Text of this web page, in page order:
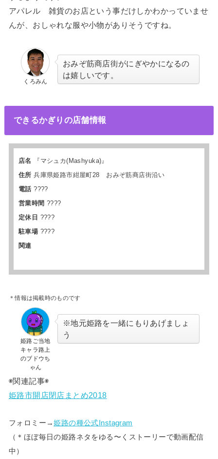
アパレル 雑貨のお店という事だけしかわかっていませ
んが、おしゃれな服や小物がありそうですね。
くろみん
おみぞ筋商店街がにぎやかになるの
は嬉しいです。
できるかぎりの店舗情報
店名 『 マシュカ(Mashyuka) 』
住所 兵庫県姫路市紺屋町28 おみぞ筋商店街沿い
電話 ????
営業時間 ????
定休日 ????
駐車場 ????
関連
＊情報は掲載時のものです
姫路ご当地
キャラ路上
のブドウち
ゃん
※地元姫路を一緒にもりあげましょ
う
◉関連記事◉
姫路市開店閉店まとめ2018
フォロミー→姫路の種公式Instagram
（＊ ほぼ毎日の姫路ネタをゆる〜くストーリーで動画配信
中）